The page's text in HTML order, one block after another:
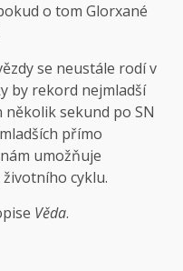
o tom Glorxané
se neustále rodí v
by rekord nejmladší
sekund po SN
přímo
umožňuje
cyklu.
Věda.